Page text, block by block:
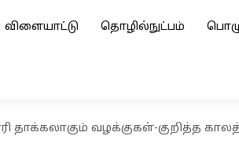
விளையாட்டு தொழில்நுட்பம்
தாக்கலாகும் வழக்குகள்-குறித்த